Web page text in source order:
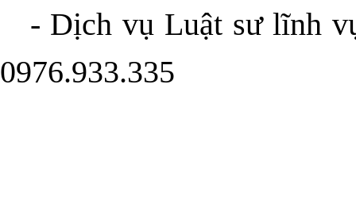
- Dịch vụ Luật sư lĩnh
0976.933.335